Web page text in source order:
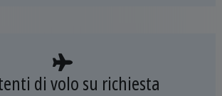
di volo su richiesta